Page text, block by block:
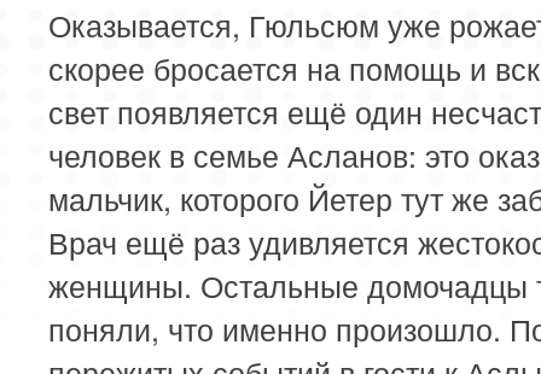
Оказывается, Гюльсюм уже
скорее бросается на помощь и
свет появляется ещё один
человек в семье Асланов: это
мальчик, которого Йетер тут же
Врач ещё раз удивляется
женщины. Остальные домочадцы
поняли, что именно произошло.